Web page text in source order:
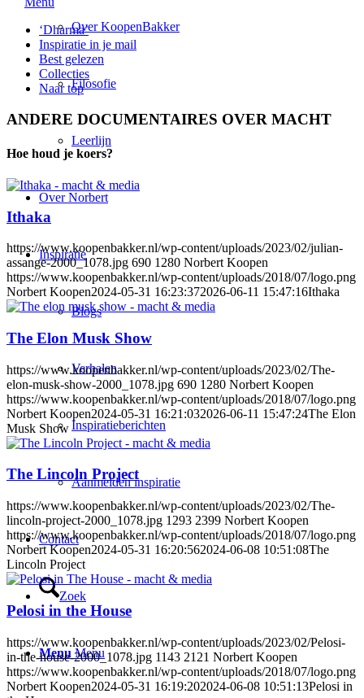
Over KoopenBakker
Filosofie
Leerlijn
Over Norbert
Inspiratie
Blogs
Verhalen
Inspiratieberichten
Aanmelden inspiratie
Contact
Zoek
Menu Menu
‘Dharma’
Inspiratie in je mail
Best gelezen
Collecties
Naar top
ANDERE DOCUMENTAIRES OVER MACHT
Hoe houd je koers?
Ithaka
https://www.koopenbakker.nl/wp-content/uploads/2023/02/julian-
assange-2000_1078.jpg 690 1280 Norbert Koopen
https://www.koopenbakker.nl/wp-content/uploads/2018/07/logo.png
Norbert Koopen2024-05-31 16:23:372026-06-11 15:47:16Ithaka
The Elon Musk Show
https://www.koopenbakker.nl/wp-content/uploads/2023/02/The-
elon-musk-show-2000_1078.jpg 690 1280 Norbert Koopen
https://www.koopenbakker.nl/wp-content/uploads/2018/07/logo.png
Norbert Koopen2024-05-31 16:21:032026-06-11 15:47:24The Elon
Musk Show
The Lincoln Project
https://www.koopenbakker.nl/wp-content/uploads/2023/02/The-
lincoln-project-2000_1078.jpg 1293 2399 Norbert Koopen
https://www.koopenbakker.nl/wp-content/uploads/2018/07/logo.png
Norbert Koopen2024-05-31 16:20:562024-06-08 10:51:08The
Lincoln Project
Pelosi in the House
https://www.koopenbakker.nl/wp-content/uploads/2023/02/Pelosi-
in-the-house-2000_1078.jpg 1143 2121 Norbert Koopen
https://www.koopenbakker.nl/wp-content/uploads/2018/07/logo.png
Norbert Koopen2024-05-31 16:19:202024-06-08 10:51:13Pelosi in